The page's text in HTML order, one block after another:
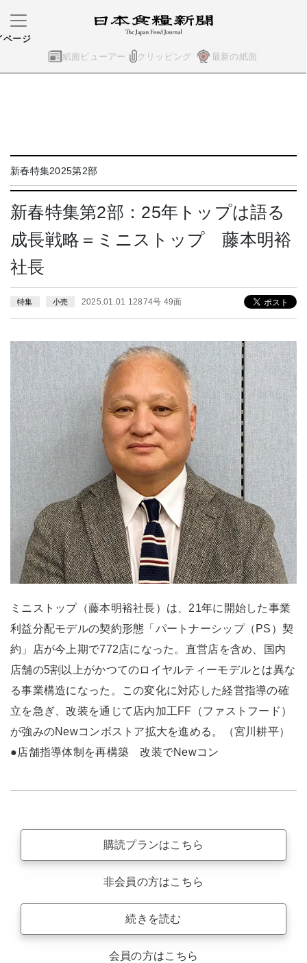
紙面ビューアー クリッピング 最新の紙面
ページ
新春特集2025第2部
新春特集第2部：25年トップは語る
成長戦略＝ミニストップ 藤本明裕
社長
特集 小売 2025.01.01 12874号 49面
ミニストップ（藤本明裕社長）は、21年に開始した事業
利益分配モデルの契約形態「パートナーシップ（PS）契
約」店が今上期で772店になった。直営店を含め、国内
店舗の5割以上がかつてのロイヤルティーモデルとは異な
る事業構造になった。この変化に対応した経営指導の確
立を急ぎ、改装を通じて店内加工FF（ファストフード）
が強みのNewコンボストア拡大を進める。（宮川耕平）
●店舗指導体制を再構築 改装でNewコン
購読プランはこちら
非会員の方はこちら
続きを読む
会員の方はこちら